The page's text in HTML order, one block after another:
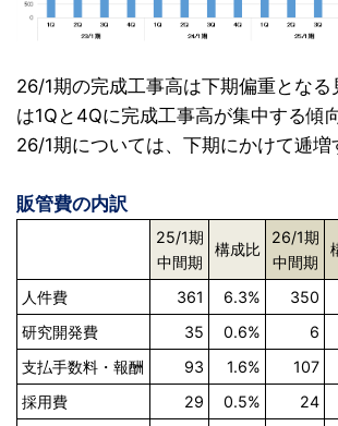
26/1期の完成工事高は下期偏重となる
は1Qと4Qに完成工事高が集中する傾
26/1期については、下期にかけて逓増
販管費の内訳
25/1期
中間期
構成比
26/1期
中間期
人件費 361 6.3% 350
研究開発費
35 0.6% 6
支払手数料・報酬
93 1.6% 107
採用費
29 0.5% 24